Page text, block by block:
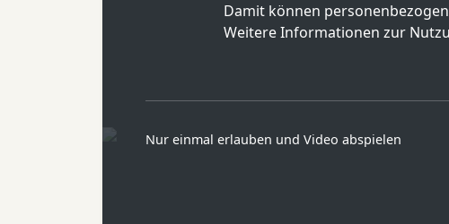
Damit können
Weitere Informationen zur
Nur einmal erlauben und Video abspielen